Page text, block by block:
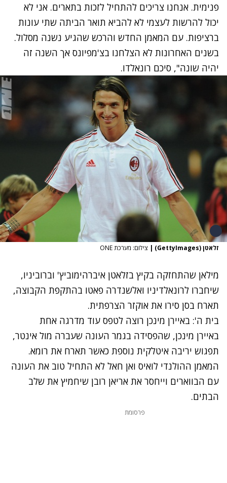
פנימית. אנחנו צריכים להתחיל לזכות בתארים. אני לא
יכול להרשות לעצמי לא להביא תואר הביתה שתי עונות
ברציפות. עם המאמן החדש והרכש שהגיע נשנה מסלול.
בשנים האחרונות לא הצלחנו בצ'מפיונס אך השנה זה
יהיה שונה", סיכם רונאלדו.
זלאטן (GettyImages) | צילום: מערכת ONE
מילאן שהתחזקה בקיץ בזלאטן איברהימוביץ' וברוביניו,
שיחברו לרונאלדיניו ואלשנדרה פאטו בהתקפת הקבוצה,
תארח בסן סירו את אוקזר הצרפתית.
בית ה': באיירן מינכן רוצה לטפס עוד מדרגה אחת
באיירן מינכן, שהפסידה בגמר העונה שעברה מול אינטר,
תפגוש יריבה איטלקית נוספת כאשר תארח את רומא.
המאמן ההולנדי לואיס ואן חאל לא התחיל טוב את העונה
עם הבווארים וייחסר את אריאן רובן שיחמיץ את שלב
הבתים.
פרסומת